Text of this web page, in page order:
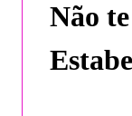
Não